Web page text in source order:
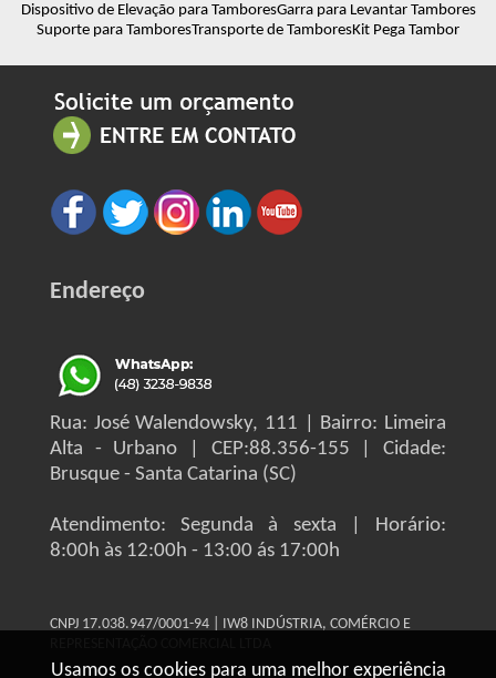
Usamos os cookies para uma melhor experiência
Dispositivo de Elevação para TamboresGarra para Levantar Tambores
Suporte para TamboresTransporte de TamboresKit Pega Tambor
Endereço
Rua: José Walendowsky, 111 | Bairro: Limeira
Alta - Urbano | CEP:88.356-155 | Cidade:
Brusque - Santa Catarina (SC)
Atendimento: Segunda à sexta | Horário:
8:00h às 12:00h - 13:00 ás 17:00h
CNPJ 17.038.947/0001-94 | IW8 INDÚSTRIA, COMÉRCIO E